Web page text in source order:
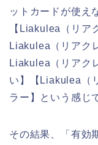
ットカードが使え
【Liakulea（リア
Liakulea（リアク
Liakulea（リアク
い】【Liakulea（
ラー】という感じ
その結果、「有効